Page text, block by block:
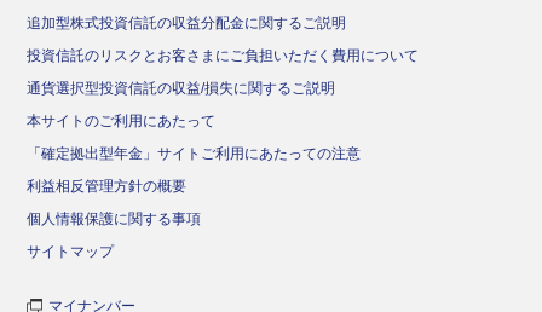
追加型株式投資信託の収益分配金に関するご説明
投資信託のリスクとお客さまにご負担いただく費用について
通貨選択型投資信託の収益/損失に関するご説明
本サイトのご利用にあたって
「確定拠出型年金」サイトご利用にあたっての注意
利益相反管理方針の概要
個人情報保護に関する事項
サイトマップ
マイナンバー